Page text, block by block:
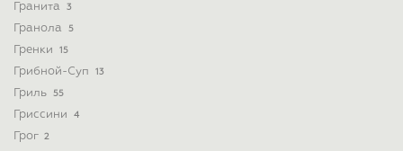
Гранита 3
Гранола 5
Гренки 15
Грибной-Суп 13
Гриль 55
Гриссини 4
Грог 2